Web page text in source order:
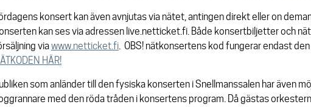
konsert kan även avnjutas via nätet, antingen direkt eller on
kan ses via adressen live.netticket.fi. Både konsertbiljetter och
viawww.netticket.fi. OBS! nätkonsertens kod fungerar endast
HÄR!
som anländer till den fysiska konserten i Snellmanssalen har även
med den röda tråden i konsertens program. Då gästas